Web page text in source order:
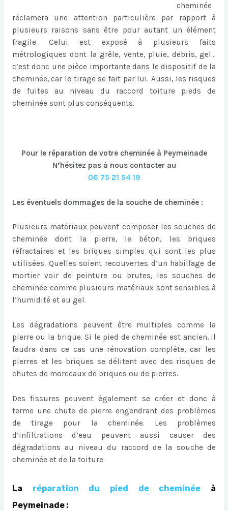
cheminée
réclamera une attention particulière par rapport à
plusieurs raisons sans être pour autant un élément
fragile. Celui est exposé à plusieurs faits
métrologiques dont la grêle, vente, pluie, debris, gel…
c’est donc une pièce importante dans le dispositif de la
cheminée, car le tirage se fait par lui. Aussi, les risques
de fuites au niveau du raccord toiture pieds de
cheminée sont plus conséquents.
Pour le réparation de votre cheminée à Peymeinade
N’hésitez pas à nous contacter au
06 75 21 54 19
Les éventuels dommages de la souche de cheminée :
Plusieurs matériaux peuvent composer les souches de
cheminée dont la pierre, le béton, les briques
réfractaires et les briques simples qui sont les plus
utilisées. Quelles soient recouvertes d’un habillage de
mortier voir de peinture ou brutes, les souches de
cheminée comme plusieurs matériaux sont sensibles à
l’humidité et au gel.
Les dégradations peuvent être multiples comme la
pierre ou la brique. Si le pied de cheminée est ancien, il
faudra dans ce cas une rénovation complète, car les
pierres et les briques se délitent avec des risques de
chutes de morceaux de briques ou de pierres.
Des fissures peuvent également se créer et donc à
terme une chute de pierre engendrant des problèmes
de tirage pour la cheminée. Les problèmes
d’infiltrations d’eau peuvent aussi causer des
dégradations au niveau du raccord de la souche de
cheminée et de la toiture.
La réparation du pied de cheminée à
Peymeinade :